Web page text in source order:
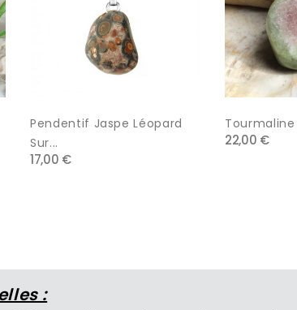
Pendentif Jaspe Léopard
Sur...
17,00 €
Tourmaline
22,00 €
: